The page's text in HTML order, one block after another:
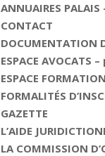
ANNUAIRES PALAIS
CONTACT
DOCUMENTATION
ESPACE
ESPACE
FORMALITÉS
GAZETTE
L’AIDE
LA COMMISSION